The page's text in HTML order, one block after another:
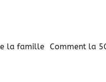
la famille
Comment la